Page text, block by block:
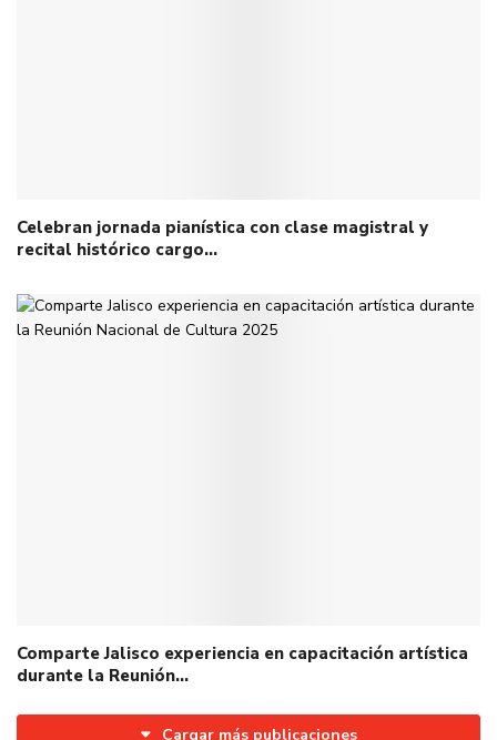
Celebran jornada pianística con clase magistral y
recital histórico cargo…
Comparte Jalisco experiencia en capacitación artística
durante la Reunión…
Cargar más publicaciones